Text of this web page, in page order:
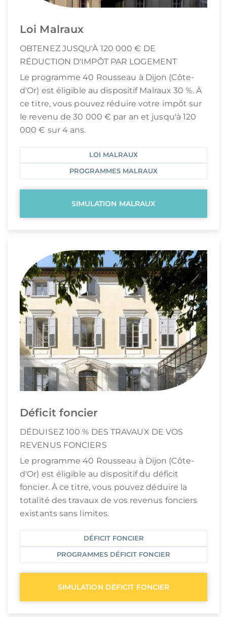
Loi Malraux
OBTENEZ JUSQU'À 120 000 € DE
RÉDUCTION D'IMPÔT PAR LOGEMENT
Le programme 40 Rousseau à Dijon (Côte-
d'Or) est éligible au dispositif Malraux 30 %. À
ce titre, vous pouvez réduire votre impôt sur
le revenu de 30 000 € par an et jusqu'à 120
000 € sur 4 ans.
LOI MALRAUX
PROGRAMMES MALRAUX
SIMULATION MALRAUX
Déficit foncier
DÉDUISEZ 100 % DES TRAVAUX DE VOS
REVENUS FONCIERS
Le programme 40 Rousseau à Dijon (Côte-
d'Or) est éligible au dispositif du déficit
foncier. À ce titre, vous pouvez déduire la
totalité des travaux de vos revenus fonciers
existants sans limites.
DÉFICIT FONCIER
PROGRAMMES DÉFICIT FONCIER
SIMULATION DÉFICIT FONCIER